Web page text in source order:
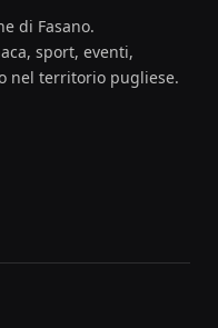
di Fasano.
sport, eventi,
nel territorio pugliese.